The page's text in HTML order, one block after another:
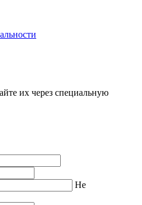
их через специальную
Не